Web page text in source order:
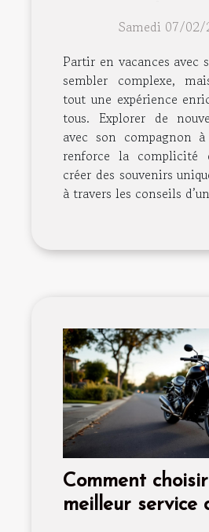
Samedi 07/02/
Partir en vacances avec
sembler complexe,
tout une expérience
tous. Explorer de
avec son compagnon
renforce la complicité
créer des souvenirs
à travers les conseils
Comment
meilleur service